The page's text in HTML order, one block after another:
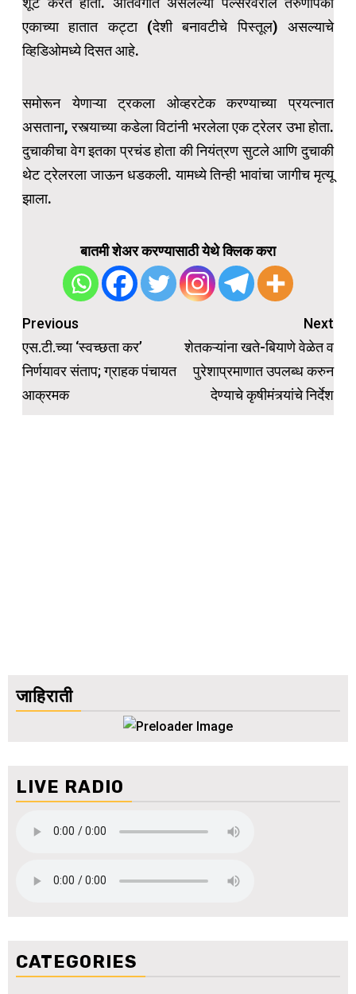
एकाच्या हातात कट्टा (देशी बनावटीचे पिस्तूल) असल्याचे
व्हिडिओमध्ये दिसत आहे.
समोरून येणाऱ्या ट्रकला ओव्हरटेक करण्याच्या प्रयत्नात
असताना, रस्त्याच्या कडेला विटांनी भरलेला एक ट्रेलर उभा होता.
दुचाकीचा वेग इतका प्रचंड होता की नियंत्रण सुटले आणि दुचाकी
थेट ट्रेलरला जाऊन धडकली. यामध्ये तिन्ही भावांचा जागीच मृत्यू
झाला.
बातमी शेअर करण्यासाठी येथे क्लिक करा
Post
navigation
Previous
एस.टी.च्या ‘स्वच्छता कर’
निर्णयावर संताप; ग्राहक पंचायत
आक्रमक
Next
शेतकऱ्यांना खते-बियाणे वेळेत व
पुरेशाप्रमाणात उपलब्ध करुन
देण्याचे कृषीमंत्र्यांचे निर्देश
जाहिराती
LIVE RADIO
CATEGORIES